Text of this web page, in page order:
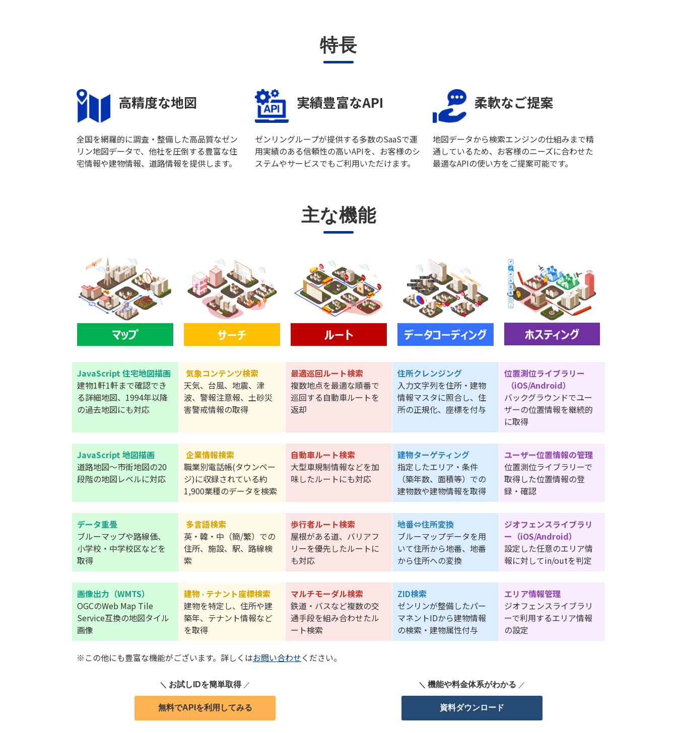
特長
高精度な地図
全国を網羅的に調査・整備した高品質なゼン
リン地図データで、他社を圧倒する豊富な住
宅情報や建物情報、道路情報を提供します。
実績豊富なAPI
ゼンリングループが提供する多数のSaaSで運
用実績のある信頼性の高いAPIを、お客様のシ
ステムやサービスでもご利用いただけます。
柔軟なご提案
地図データから検索エンジンの仕組みまで精
通しているため、お客様のニーズに合わせた
最適なAPIの使い方をご提案可能です。
主な機能
JavaScript 住宅地図描画
建物1軒1軒まで確認でき
る詳細地図、1994年以降
の過去地図にも対応
気象コンテンツ検索
天気、台風、地震、津
波、警報注意報、土砂災
害警戒情報の取得
最適巡回ルート検索
複数地点を最適な順番で
巡回する自動車ルートを
返却
住所クレンジング
入力文字列を住所・建物
情報マスタに照合し、住
所の正規化、座標を付与
位置測位ライブラリー
（iOS/Android）
バックグラウンドでユー
ザーの位置情報を継続的
に取得
JavaScript 地図描画
道路地図～市街地図の20
段階の地図レベルに対応
企業情報検索
職業別電話帳(タウンペー
ジ)に収録されている約
1,900業種のデータを検索
自動車ルート検索
大型車規制情報などを加
味したルートにも対応
建物ターゲティング
指定したエリア・条件
（築年数、面積等）での
建物数や建物情報を取得
ユーザー位置情報の管理
位置測位ライブラリーで
取得した位置情報の登
録・確認
データ重畳
ブルーマップや路線価、
小学校・中学校区などを
取得
多言語検索
英・韓・中（簡/繁）での
住所、施設、駅、路線検
索
歩行者ルート検索
屋根がある道、バリアフ
リーを優先したルートに
も対応
地番⇔住所変換
ブルーマップデータを用
いて住所から地番、地番
から住所への変換
ジオフェンスライブラリ
ー（iOS/Android）
設定した任意のエリア情
報に対してin/outを判定
画像出力（WMTS）
OGCのWeb Map Tile
Service互換の地図タイル
画像
建物 ・ テナント座標検索
建物を特定し、住所や建
築年、テナント情報など
を取得
マルチモーダル検索
鉄道・バスなど複数の交
通手段を組み合わせたル
ート検索
ZID検索
ゼンリンが整備したパー
マネントIDから建物情報
の検索・建物属性付与
エリア情報管理
ジオフェンスライブラリ
ーで利用するエリア情報
の設定
※この他にも豊富な機能がございます。詳しくはお問い合わせください。
＼ お試しIDを簡単取得 ／
無料でAPIを利用してみる
＼ 機能や料金体系がわかる ／
資料ダウンロード